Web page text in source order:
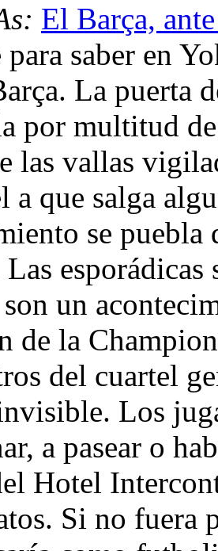
El Barça,
saber en
La puerta
por multitud
las vallas
a que salga
se puebla
esporádicas
un
de la
del cuartel
Los
a pasear o
Hotel
Si no fuera